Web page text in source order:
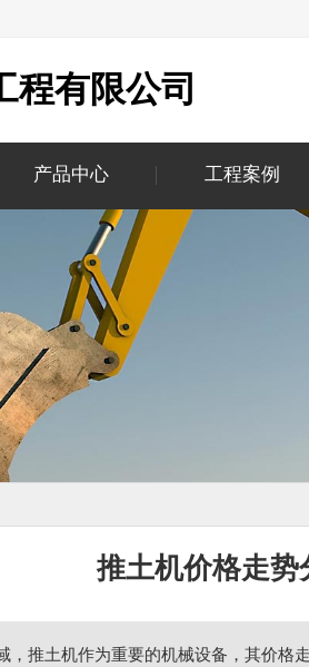
程有限公司
产品中心 工程案例
推土机价格走
，推土机作为重要的机械设备，其价格